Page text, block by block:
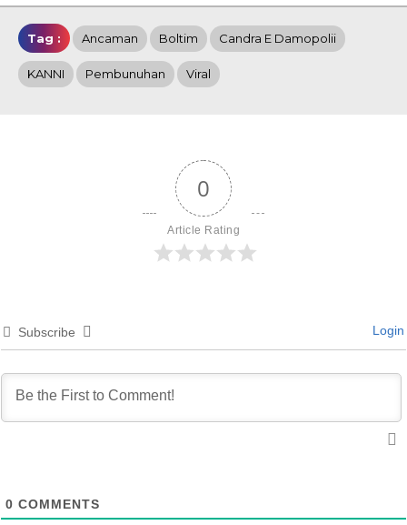
Tag : Ancaman Boltim Candra E Damopolii
KANNI Pembunuhan Viral
0
Article Rating
Subscribe Login
0 COMMENTS